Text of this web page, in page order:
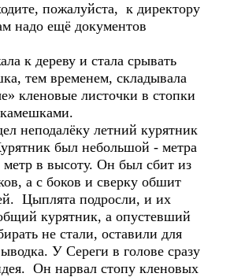
пожалуйста, к директору
надо ещё документов
к дереву и стала срывать
тем временем, складывала
кленовые листочки в стопки
неподалёку летний курятник
был небольшой - метра
в высоту. Он был сбит из
а с боков и сверку обшит
Цыплята подросли, и их
курятник, а опустевший
не стали, оставили для
У Сереги в голове сразу
Он нарвал стопу кленовых